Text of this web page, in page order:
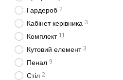
Гардероб 2
Кабінет керівника 3
Комплект 11
Кутовий елемент 3
Пенал 9
Стіл 2